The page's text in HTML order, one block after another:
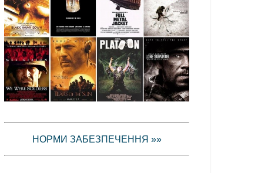
НОРМИ ЗАБЕЗПЕЧЕННЯ »»